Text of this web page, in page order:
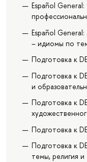
Español
Español
– идиомы по
Подготовка к
Подготовка к
и
Подготовка к
Подготовка к
Подготовка к
темы, религия